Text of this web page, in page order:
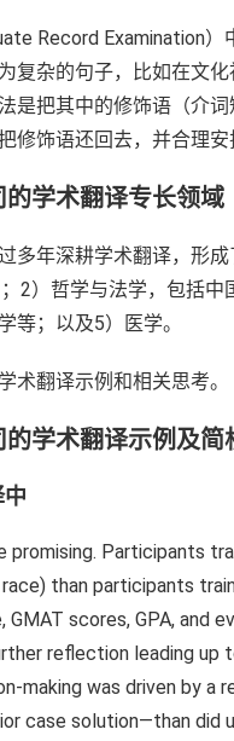
Record Examination
复杂的句子，比如在文
是把其中的修饰语（介
修饰语还回去，并合理安
的学术翻译专长领域
多年深耕学术翻译，形
2）哲学与法学，包括中
等；以及5）医学。
术翻译示例和相关思考。
的学术翻译示例及简
中
promising. Participants
race) than participants
GMAT scores, GPA, and
reflection leading up
making was driven by
case solution—than did